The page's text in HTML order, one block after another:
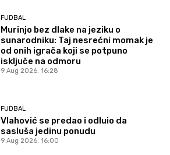
FUDBAL
Murinjo bez dlake na jeziku o
sunarodniku: Taj nesrećni momak je
od onih igrača koji se potpuno
isključe na odmoru
9 Aug 2026. 16:28
FUDBAL
Vlahović se predao i odluio da
sasluša jedinu ponudu
9 Aug 2026. 16:00